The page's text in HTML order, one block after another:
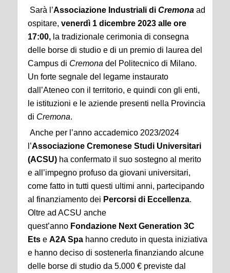
Sarà l’Associazione Industriali di Cremona ad
ospitare, venerdì 1 dicembre 2023 alle ore
17:00, la tradizionale cerimonia di consegna
delle borse di studio e di un premio di laurea del
Campus di Cremona del Politecnico di Milano.
Un forte segnale del legame instaurato
dall’Ateneo con il territorio, e quindi con gli enti,
le istituzioni e le aziende presenti nella Provincia
di Cremona.
Anche per l’anno accademico 2023/2024
l’Associazione Cremonese Studi Universitari
(ACSU) ha confermato il suo sostegno al merito
e all’impegno profuso da giovani universitari,
come fatto in tutti questi ultimi anni, partecipando
al finanziamento dei Percorsi di Eccellenza.
Oltre ad ACSU anche
quest’anno Fondazione Next Generation 3C
Ets e A2A Spa hanno creduto in questa iniziativa
e hanno deciso di sostenerla finanziando alcune
delle borse di studio da 5.000 € previste dal